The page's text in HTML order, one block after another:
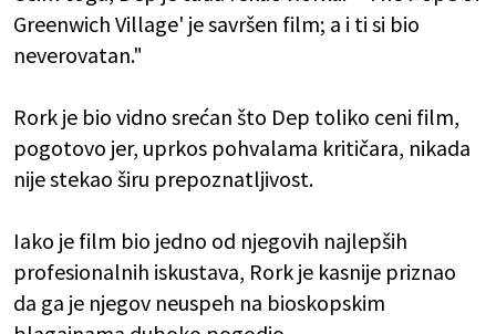
Greenwich Village' je savršen film; a i ti si bio
neverovatan."
Rork je bio vidno srećan što Dep toliko ceni film,
pogotovo jer, uprkos pohvalama kritičara, nikada
nije stekao širu prepoznatljivost.
Iako je film bio jedno od njegovih najlepših
profesionalnih iskustava, Rork je kasnije priznao
da ga je njegov neuspeh na bioskopskim